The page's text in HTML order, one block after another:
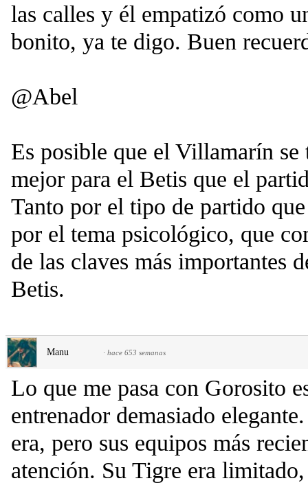
las calles y él empatizó como
bonito, ya te digo. Buen
@Abel
Es posible que el Villamarín
mejor para el Betis que el
Tanto por el tipo de partido
por el tema psicológico, que
de las claves más importantes
Betis.
Manu · hace 653 semanas
Lo que me pasa con Gorosito
entrenador demasiado
era, pero sus equipos más
atención. Su Tigre era